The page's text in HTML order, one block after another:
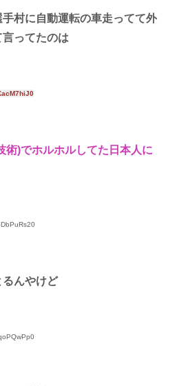
村に自動運転の車走ってて外
ってたのは
術)でホルホルしてた日本人に
るんやけど